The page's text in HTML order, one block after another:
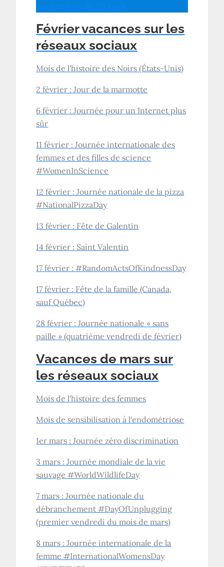
Essai gratuit de 30 jours
Févriervacances sur les
réseaux sociaux
Mois de l'histoire des Noirs (États-Unis)
2 février : Jour de la marmotte
6 février : Journée pour un Internet plus
sûr
11 février : Journée internationale des
femmes et des filles de science
#WomenInScience
12 février : Journée nationale de la pizza
#NationalPizzaDay
13 février : Fête de Galentin
14 février : Saint Valentin
17 février : #RandomActsOfKindnessDay
17 février : Fête de la famille (Canada,
sauf Québec)
28 février : Journée nationale « sans
paille » (quatrième vendredi de février)
Vacances de mars sur
les réseaux sociaux
Mois de l'histoire des femmes
Mois de sensibilisation à l'endométriose
1er mars : Journée zéro discrimination
3 mars : Journée mondiale de la vie
sauvage #WorldWildlifeDay
7 mars : Journée nationale du
débranchement #DayOfUnplugging
(premier vendredi du mois de mars)
8 mars : Journée internationale de la
femme #InternationalWomensDay